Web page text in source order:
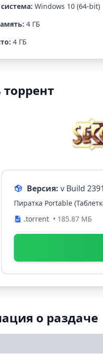
Windows 10 (64-bit)
4 ГБ
4 ГБ
Версия: v Build
Пиратка Portable
.torrent • 185.87 МБ
о раздаче